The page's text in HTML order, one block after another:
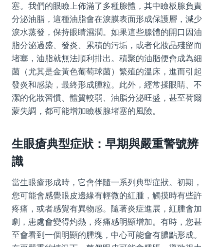
塞。我們的眼瞼上佈滿了多種腺體，其中瞼板腺負責
分泌油脂，這種油脂會在淚膜表面形成保護層，減少
淚水蒸發，保持眼睛濕潤。如果這些腺體的開口因油
脂分泌過盛、發炎、累積的污垢，或者化妝品殘留而
堵塞，油脂就無法順利排出。積聚的油脂便會成為細
菌（尤其是金黃色葡萄球菌）繁殖的溫床，進而引起
發炎和感染，最終形成腫粒。此外，經常揉眼睛、不
潔的化妝習慣、體質較弱、油脂分泌旺盛，甚至荷爾
蒙失調，都可能增加瞼板腺堵塞的風險。
生眼瘡典型症狀：早期與嚴重警號辨
識
當生眼瘡形成時，它會伴隨一系列典型症狀。初期，
您可能會感覺眼皮邊緣有輕微的紅腫，觸摸時有些許
疼痛，或者感覺有異物感。隨著炎症進展，紅腫會加
劇，患處會變得灼熱，疼痛感明顯增加。有時，您甚
至會看到一個明顯的腫塊，中心可能會有膿點形成。